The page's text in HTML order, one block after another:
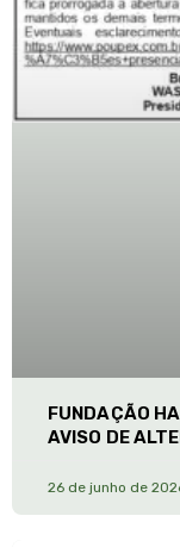
FUNDAÇÃO
AVISO DE
26 de junho de